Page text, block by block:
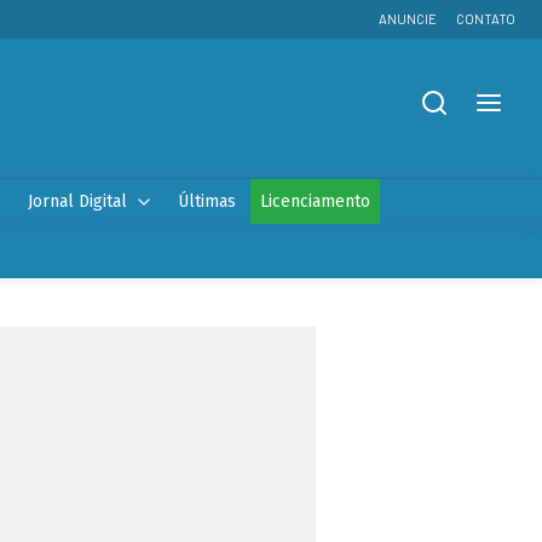
ANUNCIE CONTATO
Jornal Digital Últimas Licenciamento